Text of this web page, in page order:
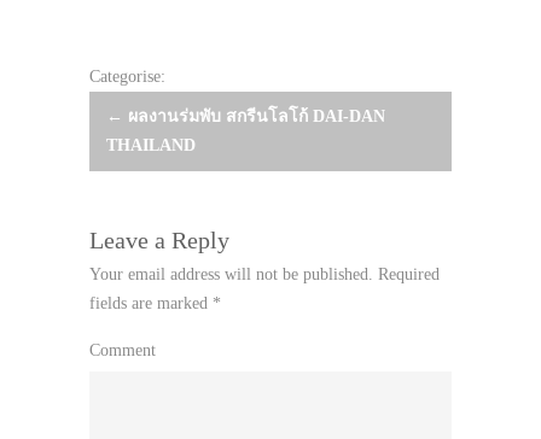
Categorise:
Post
navigation
← ผลงานร่มพับ สกรีนโลโก้ DAI-DAN
THAILAND
Leave a Reply
Your email address will not be published. Required
fields are marked *
Comment